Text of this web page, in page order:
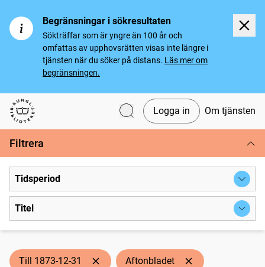
Begränsningar i sökresultaten
Sökträffar som är yngre än 100 år och
omfattas av upphovsrätten visas inte längre i
tjänsten när du söker på distans. Läs mer om
begränsningen.
Svenska tidningar
Logga in Om tjänsten
Filtrera
Tidsperiod
Titel
Till 1873-12-31 Aftonbladet